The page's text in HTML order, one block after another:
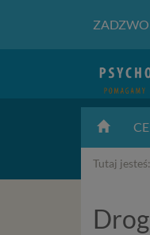
Tutaj jesteś: